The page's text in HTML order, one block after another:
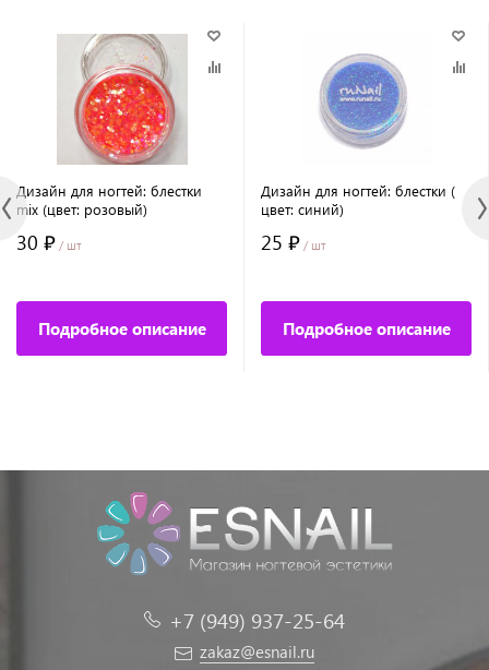
Дизайн для ногтей: блестки
mix (цвет: розовый)
30 ₽ / шт
Подробное описание
Дизайн для ногтей: блестки (
цвет: синий)
25 ₽ / шт
Подробное описание
+7 (949) 937-25-64
zakaz@esnail.ru